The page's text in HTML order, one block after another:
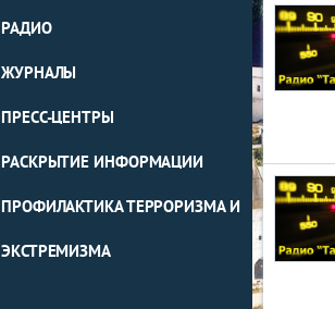
РАДИО
ЖУРНАЛЫ
ПРЕСС-ЦЕНТРЫ
РАСКРЫТИЕ ИНФОРМАЦИИ
ПРОФИЛАКТИКА ТЕРРОРИЗМА И
ЭКСТРЕМИЗМА